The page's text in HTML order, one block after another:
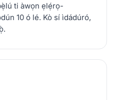
ti àwọn ẹlẹ́rọ-
10 ó lé. Kò sí ìdádúró,